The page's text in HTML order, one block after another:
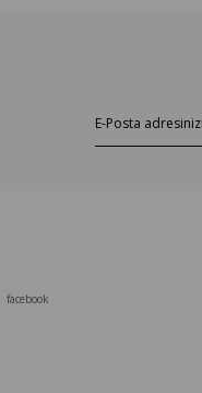
facebook